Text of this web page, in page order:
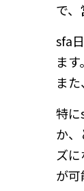
で
sfa
ま
ま
特
か
ズ
が可